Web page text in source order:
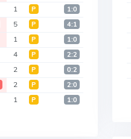
1 Р 1:0
5 Р 4:1
1 Р 1:0
4 Р 2:2
2 Р 0:2
2 Р 2:0
1 Р 1:0